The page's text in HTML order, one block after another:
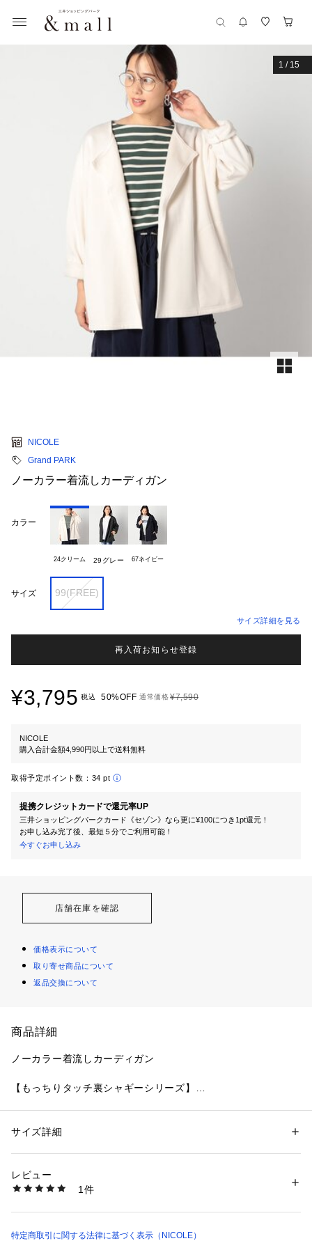
1 / 15
NICOLE
Grand PARK
ノーカラー着流しカーディガン
カラー
24クリーム 29グレー 67ネイビー
サイズ 99(FREE)
サイズ詳細を見る
再入荷お知らせ登録
¥3,795 税込 50%OFF 通常価格¥7,590
NICOLE
購入合計金額4,990円以上で送料無料
取得予定ポイント数： 34 pt
提携クレジットカードで還元率UP
三井ショッピングパークカード《セゾン》なら更に¥100につき1pt還元！
お申し込み完了後、最短５分でご利用可能！
今すぐお申し込み
店舗在庫を確認
価格表示について
取り寄せ商品について
返品交換について
商品詳細
ノーカラー着流しカーディガン
【もっちりタッチ裏シャギーシリーズ】
ーム素材を使ったシリーズです。
■point
表面の見た目はスポンジ素材のようにつるっとしているので、
性別：レディース
素材：本体：ポリエステル95％　ポリウレタン5％　刺繍：ポリエステル
生産国：中国
洗濯：洗濯機・ドライ
商品番号：1070000012158 （モール）
サイズ詳細
レビュー
1件
特定商取引に関する法律に基づく表示（NICOLE）